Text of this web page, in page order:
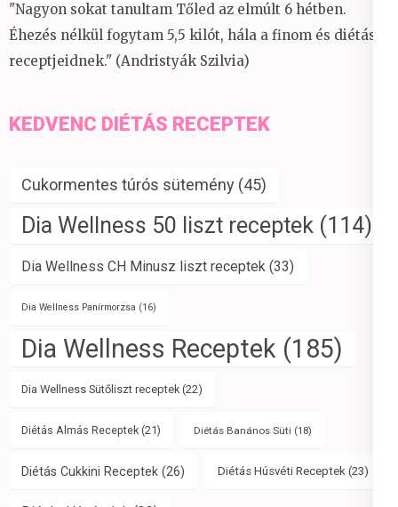
"Nagyon sokat tanultam Tőled az elmúlt 6 hétben.
Éhezés nélkül fogytam 5,5 kilót, hála a finom és diétás
receptjeidnek." (Andristyák Szilvia)
KEDVENC DIÉTÁS RECEPTEK
Cukormentes túrós sütemény (45)
Dia Wellness 50 liszt receptek (114)
Dia Wellness CH Minusz liszt receptek (33)
Dia Wellness Panírmorzsa (16)
Dia Wellness Receptek (185)
Dia Wellness Sütőliszt receptek (22)
Diétás Almás Receptek (21) Diétás Banános Süti (18)
Diétás Cukkini Receptek (26) Diétás Húsvéti Receptek (23)